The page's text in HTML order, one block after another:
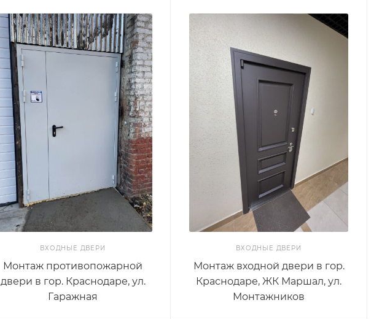
ВХОДНЫЕ ДВЕРИ
Монтаж противопожарной
двери в гор. Краснодаре, ул.
Гаражная
ВХОДНЫЕ ДВЕРИ
Монтаж входной двери в гор.
Краснодаре, ЖК Маршал, ул.
Монтажников